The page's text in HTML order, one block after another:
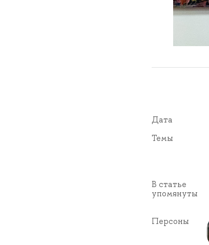
Дата
Темы
В статье
упомянуты
Персоны